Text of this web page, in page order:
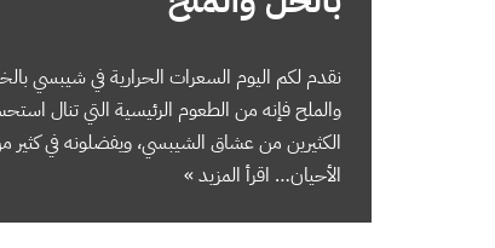
نقدم لكم اليوم السعرات الحرارية في شيبسي
والملح فإنه من الطعوم الرئيسية التي تنال
الكثيرين من عشاق الشيبسي، ويفضلونه في كثير
الأحيان… اقرأ المزيد »